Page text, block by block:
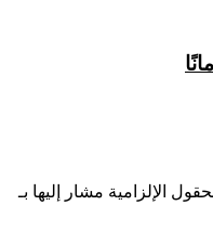
الإلزامية مشار إليها بـ